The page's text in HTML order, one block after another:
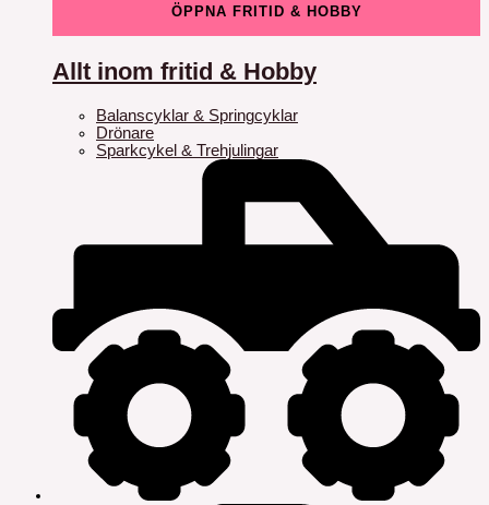
ÖPPNA FRITID & HOBBY
Allt inom fritid & Hobby
Balanscyklar & Springcyklar
Drönare
Sparkcykel & Trehjulingar